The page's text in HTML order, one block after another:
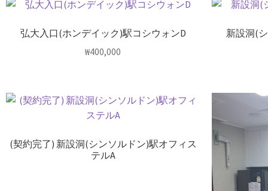
弘大入口(ホンデイック)駅コシウォンD
₩400,000
新設洞(
(契約完了) 新設洞(シンソルドン)駅オフィス
テルA